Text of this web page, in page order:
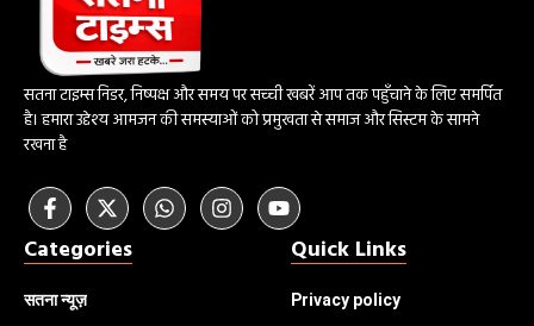
सतना टाइम्स निडर, निष्पक्ष और समय पर सच्ची खबरें आप तक पहुँचाने के लिए समर्पित
है। हमारा उद्देश्य आमजन की समस्याओं को प्रमुखता से समाज और सिस्टम के सामने
रखना है
Categories
सतना न्यूज़
Quick Links
Privacy policy